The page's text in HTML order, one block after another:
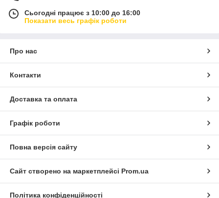
Сьогодні працює з 10:00 до 16:00
Показати весь графік роботи
Про нас
Контакти
Доставка та оплата
Графік роботи
Повна версія сайту
Сайт створено на маркетплейсі Prom.ua
Політика конфіденційності